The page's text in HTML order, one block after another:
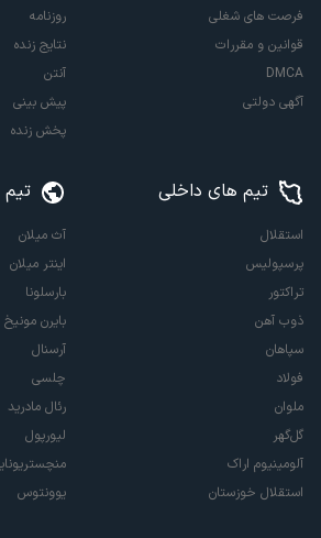
فرصت های شغلی
قوانین و مقررات
DMCA
آگهی دولتی
روزنامه
نتایج زنده
آنتن
پیش بینی
پخش زنده
تیم های داخلی
استقلال
پرسپولیس
تراکتور
ذوب آهن
سپاهان
فولاد
ملوان
گل‌گهر
آلومینیوم اراک
استقلال خوزستان
آث میلان
اینتر میلان
بارسلونا
بایرن مونیخ
آرسنال
چلسی
رئال مادرید
لیورپول
یوونتوس